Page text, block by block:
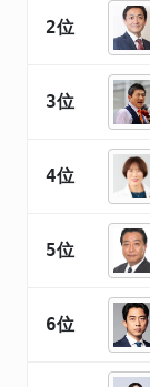
2位
3位
4位
5位
6位